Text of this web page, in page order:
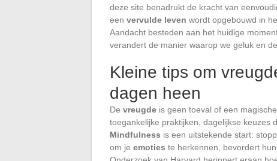
deze site benadrukt de kracht van
een vervulde leven wordt opgebouwd in
Aandacht besteden aan het huidige
verandert de manier waarop we geluk en
Kleine tips om
dagen heen
De vreugde is geen toeval of een
toegankelijke praktijken, dagelijkse keuzes
Mindfulness is een uitstekende start:
om je emoties te herkennen, bevordert